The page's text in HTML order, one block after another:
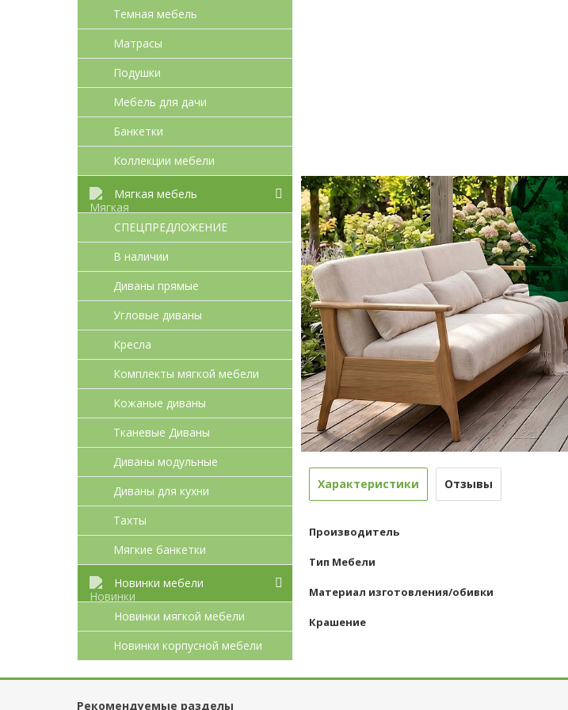
Темная мебель
Матрасы
Подушки
Мебель для дачи
Банкетки
Коллекции мебели
Мягкая мебель
СПЕЦПРЕДЛОЖЕНИЕ
В наличии
Диваны прямые
Угловые диваны
Кресла
Комплекты мягкой мебели
Кожаные диваны
Тканевые Диваны
Диваны модульные
Диваны для кухни
Тахты
Мягкие банкетки
Новинки мебели
Новинки мягкой мебели
Новинки корпусной мебели
Характеристики Отзывы
Производитель
Тип Мебели
Материал изготовления/обивки
Крашение
Рекомендуемые разделы